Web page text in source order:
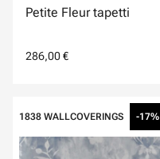
Petite Fleur tapetti
286,00 €
1838 WALLCOVERINGS -17%